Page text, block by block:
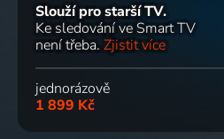
Slouží pro starší TV.
Ke sledování ve Smart TV
není třeba. Zjistit více
jednorázově
1 899 Kč